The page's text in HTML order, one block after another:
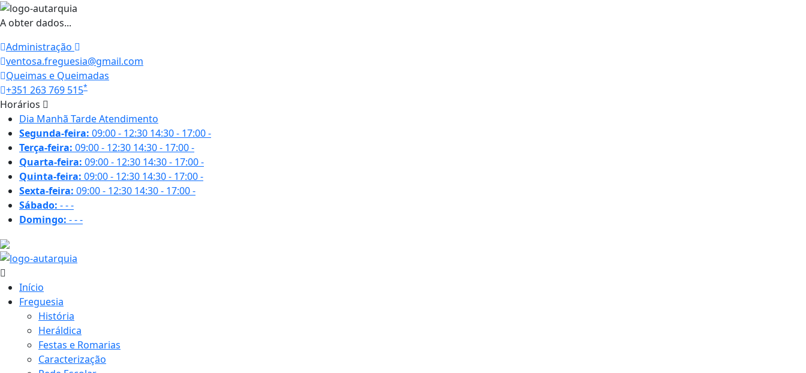
A obter dados...
Administração
ventosa.freguesia@gmail.com
Queimas e Queimadas
+351 263 769 515*
Horários
Dia Manhã TardeAtendimento
Segunda-feira: 09:00 - 12:30 14:30 - 17:00-
Terça-feira: 09:00 - 12:30 14:30 - 17:00-
Quarta-feira: 09:00 - 12:30 14:30 - 17:00-
Quinta-feira: 09:00 - 12:30 14:30 - 17:00-
Sexta-feira: 09:00 - 12:30 14:30 - 17:00-
Sábado: ---
Domingo: ---
Início
Freguesia
História
Heráldica
Festas e Romarias
Caracterização